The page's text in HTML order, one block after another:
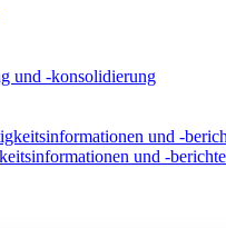
und -konsolidierung
und -
und -